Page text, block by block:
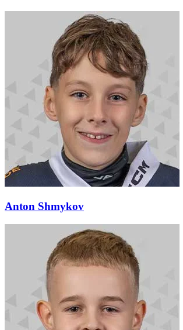
Anton Shmykov